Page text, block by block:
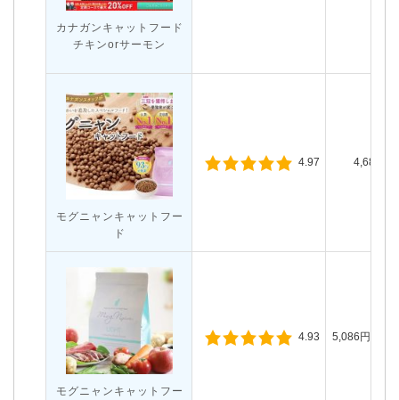
カナガンキャットフード
チキンorサーモン
モグニャンキャットフー
ド
4.97 4,681円
モグニャンキャットフー
4.93 5,086円（税